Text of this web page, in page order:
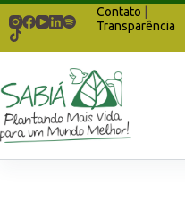
Pular
para
conteúdo
Contato
Transparência